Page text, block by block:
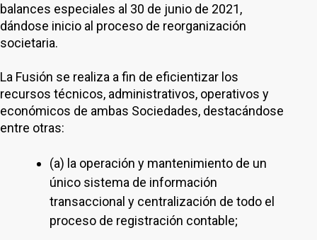
balances especiales al 30 de junio de 2021,
dándose inicio al proceso de reorganización
societaria.
La Fusión se realiza a fin de eficientizar los
recursos técnicos, administrativos, operativos y
económicos de ambas Sociedades, destacándose
entre otras:
(a) la operación y mantenimiento de un
único sistema de información
transaccional y centralización de todo el
proceso de registración contable;